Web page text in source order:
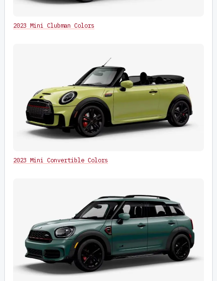
2023 Mini Clubman Colors
2023 Mini Convertible Colors